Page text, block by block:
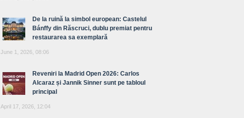
De la ruină la simbol european: Castelul
Bánffy din Răscruci, dublu premiat pentru
restaurarea sa exemplară
June 1, 2026, 08:06
Reveniri la Madrid Open 2026: Carlos
Alcaraz și Jannik Sinner sunt pe tabloul
principal
April 17, 2026, 12:04